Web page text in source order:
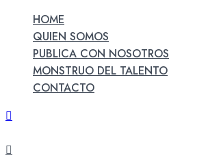
HOME
QUIEN SOMOS
PUBLICA CON NOSOTROS
MONSTRUO DEL TALENTO
CONTACTO